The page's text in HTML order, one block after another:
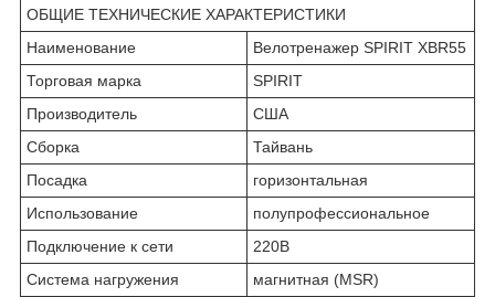
ОБЩИЕ ТЕХНИЧЕСКИЕ ХАРАКТЕРИСТИКИ
Наименование
Велотренажер SPIRIT XBR55
Торговая марка
SPIRIT
Производитель
США
Сборка
Тайвань
Посадка
горизонтальная
Использование
полупрофессиональное
Подключение к сети
220В
Система нагружения
магнитная (MSR)